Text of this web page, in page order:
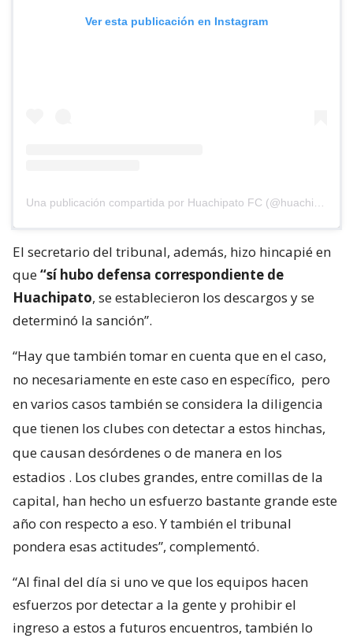
Ver esta publicación en Instagram
El secretario del tribunal, además, hizo hincapié en
que“sí hubo defensa correspondiente de
Huachipato, se establecieron los descargos y se
determinó la sanción”.
“Hay que también tomar en cuenta que en el caso,
no necesariamente en este caso en específico, pero
en varios casos también se considera la diligencia
que tienen los clubes con detectar a estos hinchas,
que causan desórdenes o de manera en los
estadios . Los clubes grandes, entre comillas de la
capital, han hecho un esfuerzo bastante grande este
año con respecto a eso. Y también el tribunal
pondera esas actitudes”, complementó.
“Al final del día si uno ve que los equipos hacen
esfuerzos por detectar a la gente y prohibir el
ingreso a estos a futuros encuentros, también lo